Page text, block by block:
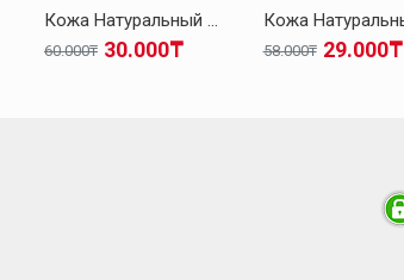
Кожа Натуральный Мех Темно-бежевый Женская Высокой Подошве Ботинки 010KZA8370
30.000₸
60.000₸ 29.000₸
58.000₸